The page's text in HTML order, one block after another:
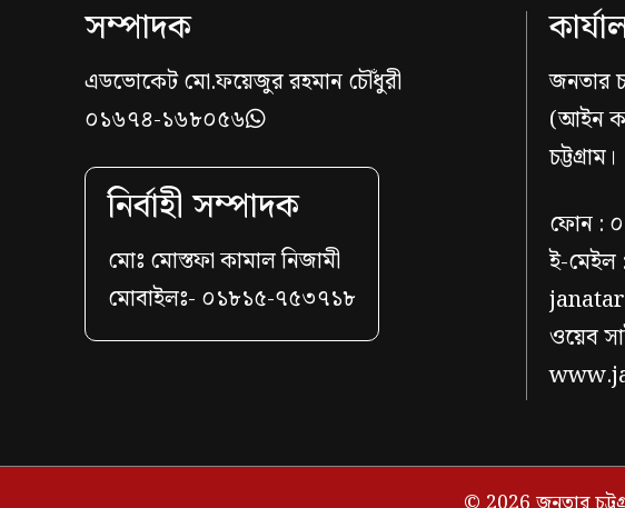
সম্পাদক
এডভোকেট মো.ফয়েজুর রহমান চৌঁধুরী
০১৬৭৪-১৬৮০৫৬
নির্বাহী সম্পাদক
মোঃ মোস্তফা কামাল নিজামী
মোবাইলঃ- ০১৮১৫-৭৫৩৭১৮
জনতার
(আইন
চট্টগ্রাম।
ফোন :
ই-মেইল :
ওয়েব